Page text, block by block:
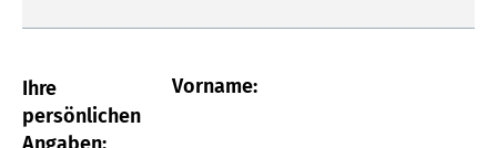
Ihre
persönlichen
Vorname: